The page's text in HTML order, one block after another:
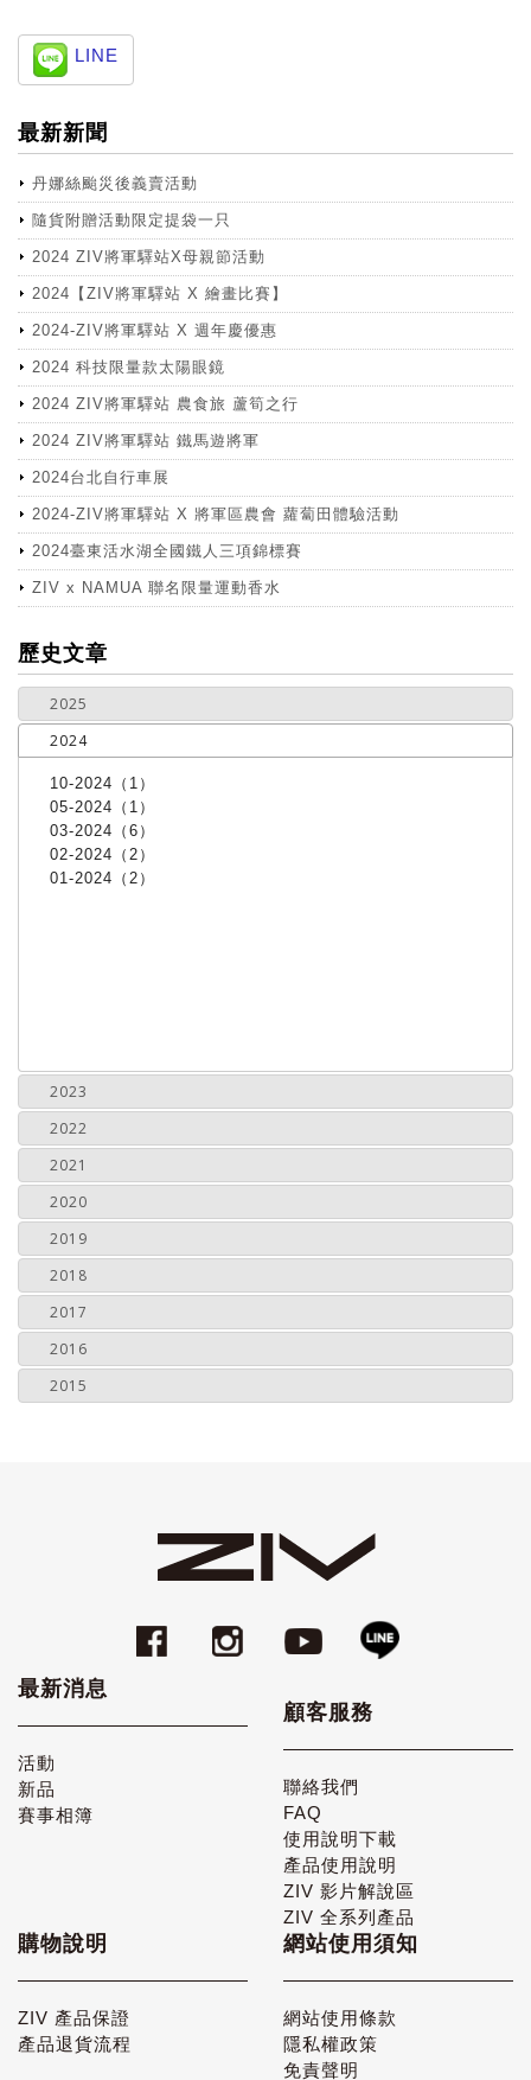
LINE
最新新聞
丹娜絲颱災後義賣活動
隨貨附贈活動限定提袋一只
2024 ZIV將軍驛站X母親節活動
2024【ZIV將軍驛站 X 繪畫比賽】
2024-ZIV將軍驛站 X 週年慶優惠
2024 科技限量款太陽眼鏡
2024 ZIV將軍驛站 農食旅 蘆筍之行
2024 ZIV將軍驛站 鐵馬遊將軍
2024台北自行車展
2024-ZIV將軍驛站 X 將軍區農會 蘿蔔田體驗活動
2024臺東活水湖全國鐵人三項錦標賽
ZIV x NAMUA 聯名限量運動香水
more
歷史文章
2025
2024
10-2024（1）
05-2024（1）
03-2024（6）
02-2024（2）
01-2024（2）
2023
2022
2021
2020
2019
2018
2017
2016
2015
最新消息
活動
新品
賽事相簿
顧客服務
聯絡我們
FAQ
使用說明下載
產品使用說明
ZIV 影片解說區
ZIV 全系列產品
購物說明
ZIV 產品保證
產品退貨流程
網站使用須知
網站使用條款
隱私權政策
免責聲明